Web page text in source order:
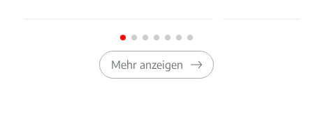
Mehr anzeigen